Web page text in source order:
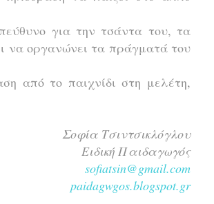
για την τσάντα του, τα
να οργανώνει τα πράγματά του
από το παιχνίδι στη μελέτη,
Σοφία Τσιντσικλόγλου
Ειδική Παιδαγωγός
sofiatsin@gmail.com
paidagwgos.blogspot.gr